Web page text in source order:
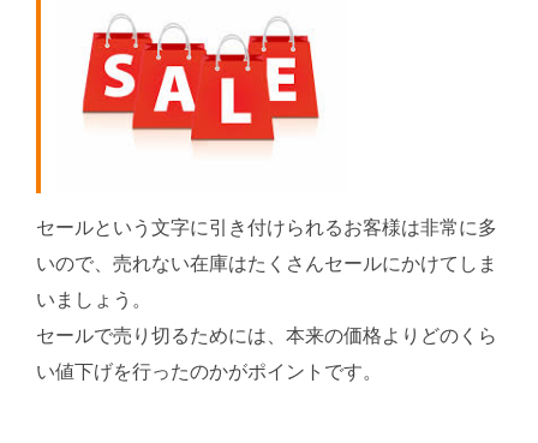
セールという文字に引き付けられるお客様は非常に多
いので、売れない在庫はたくさんセールにかけてしま
いましょう。
セールで売り切るためには、本来の価格よりどのくら
い値下げを行ったのかがポイントです。